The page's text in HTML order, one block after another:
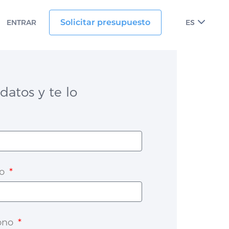
ENTRAR Solicitar presupuesto ES
y te lo